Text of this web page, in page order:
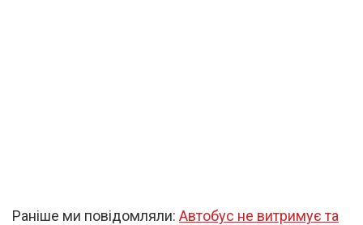
Раніше ми повідомляли: Автобус не витримує та